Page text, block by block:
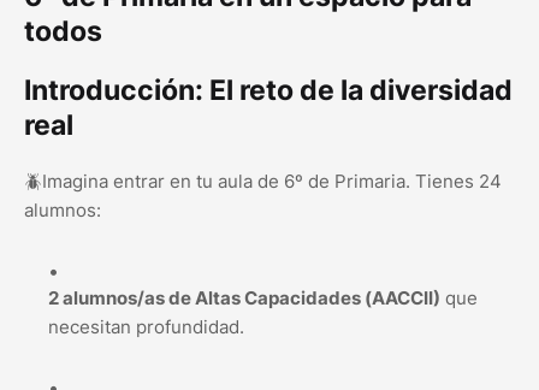
todos
Introducción: El reto de la diversidad
real
🪲Imagina entrar en tu aula de 6º de Primaria. Tienes 24
alumnos:
2 alumnos/as de Altas Capacidades (AACCII) que
necesitan profundidad.